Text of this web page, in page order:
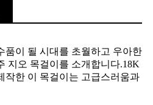
품이 될 시대를 초월하고 우아한
지오 목걸이를 소개합니다.18K
작한 이 목걸이는 고급스러움과